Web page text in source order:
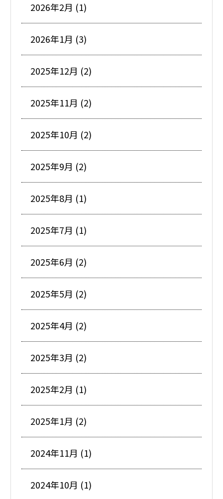
2026年2月 (1)
2026年1月 (3)
2025年12月 (2)
2025年11月 (2)
2025年10月 (2)
2025年9月 (2)
2025年8月 (1)
2025年7月 (1)
2025年6月 (2)
2025年5月 (2)
2025年4月 (2)
2025年3月 (2)
2025年2月 (1)
2025年1月 (2)
2024年11月 (1)
2024年10月 (1)